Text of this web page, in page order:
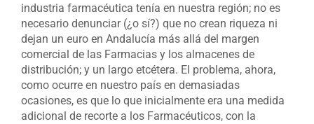
industria farmacéutica tenía en nuestra región; no es
necesario denunciar (¿o sí?) que no crean riqueza ni
dejan un euro en Andalucía más allá del margen
comercial de las Farmacias y los almacenes de
distribución; y un largo etcétera. El problema, ahora,
como ocurre en nuestro país en demasiadas
ocasiones, es que lo que inicialmente era una medida
adicional de recorte a los Farmacéuticos, con la